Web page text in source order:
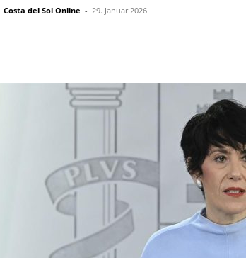
Costa del Sol Online - 29. Januar 2026